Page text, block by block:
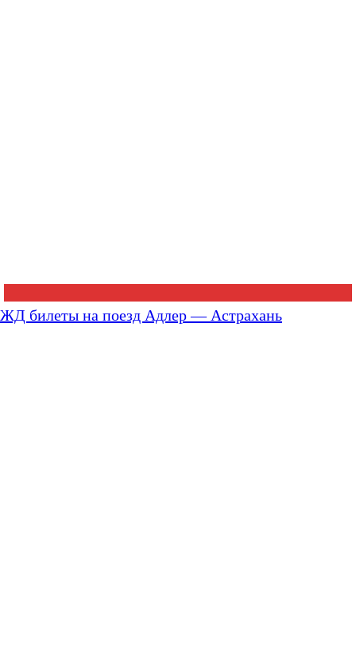
ЖД билеты на поезд Адлер — Астрахань